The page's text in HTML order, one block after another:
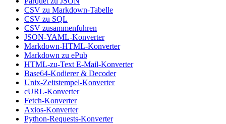
CSV zu Markdown-Tabelle
CSV zu SQL
CSV zusammenfuhren
JSON-YAML-Konverter
Markdown-HTML-Konverter
Markdown zu ePub
HTML-zu-Text E-Mail-Konverter
Base64-Kodierer & Decoder
Unix-Zeitstempel-Konverter
cURL-Konverter
Fetch-Konverter
Axios-Konverter
Python-Requests-Konverter